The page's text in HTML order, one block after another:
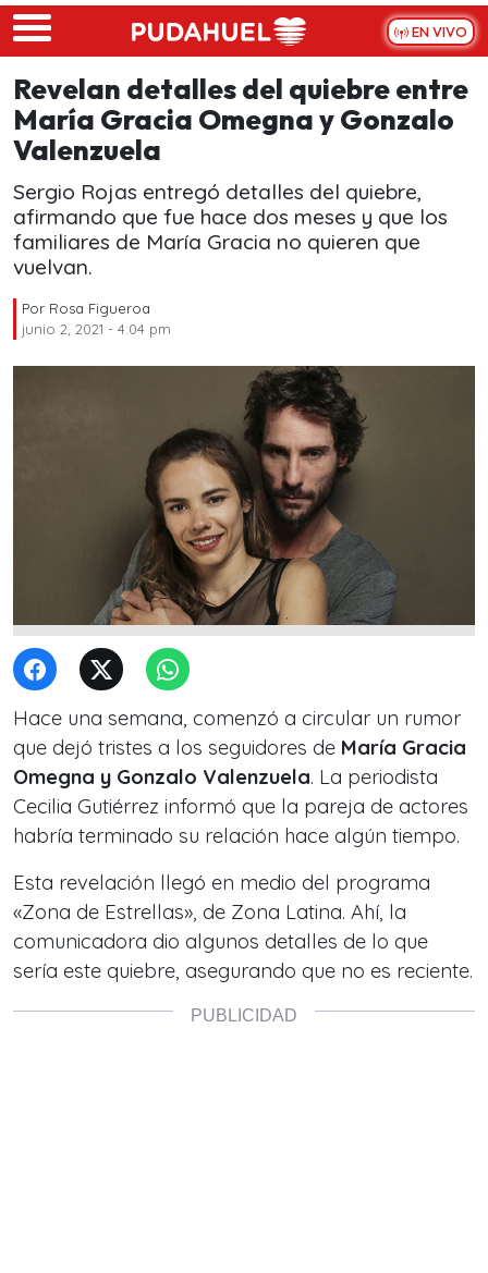
Skip to main content
EN VIVO
Revelan detalles del quiebre entre
María Gracia Omegna y Gonzalo
Valenzuela
Sergio Rojas entregó detalles del quiebre,
afirmando que fue hace dos meses y que los
familiares de María Gracia no quieren que
vuelvan.
Por Rosa Figueroa
junio 2, 2021 - 4:04 pm
Hace una semana, comenzó a circular un rumor
que dejó tristes a los seguidores de María Gracia
Omegna y Gonzalo Valenzuela. La periodista
Cecilia Gutiérrez informó que la pareja de actores
habría terminado su relación hace algún tiempo.
Esta revelación llegó en medio del programa
«Zona de Estrellas», de Zona Latina. Ahí, la
comunicadora dio algunos detalles de lo que
sería este quiebre, asegurando que no es reciente.